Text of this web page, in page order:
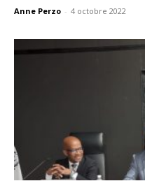
Anne Perzo - 4 octobre 2022